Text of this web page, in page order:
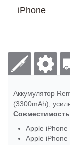
iPhone
Аккумулятор
(3300mAh),
Apple iPhone
Apple iPhone